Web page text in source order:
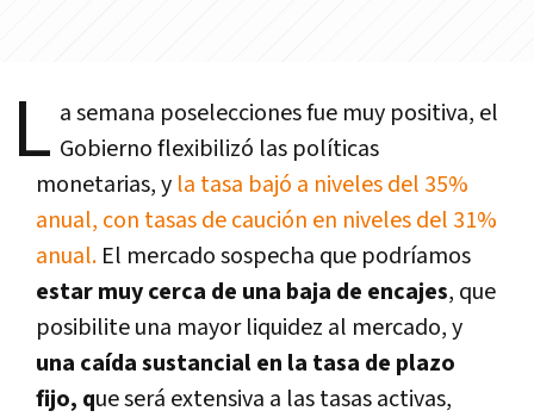
L a semana poselecciones fue muy positiva, el
Gobierno flexibilizó las políticas
monetarias, y la tasa bajó a niveles del 35%
anual, con tasas de caución en niveles del 31%
anual. El mercado sospecha que podríamos
estar muy cerca de una baja de encajes, que
posibilite una mayor liquidez al mercado, y
una caída sustancial en la tasa de plazo
fijo, que será extensiva a las tasas activas,